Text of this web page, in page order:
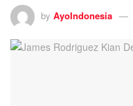
by AyoIndonesia